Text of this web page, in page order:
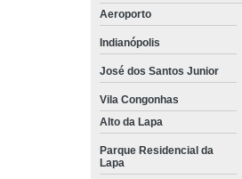
Aeroporto
Indianópolis
José dos Santos Junior
Vila Congonhas
Alto da Lapa
Parque Residencial da
Lapa